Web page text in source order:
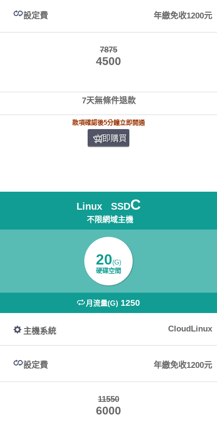
設定費 年繳免收1200元
7875
4500
7天無條件退款
款項確認後5分鐘立即開通
立即購買
Linux SSDC
不限網域主機
20(G)
硬碟空間
月流量(G) 1250
主機系統 CloudLinux
設定費 年繳免收1200元
11550
6000